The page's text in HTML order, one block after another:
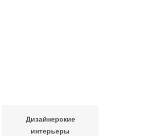
Дизайнерские
интерьеры